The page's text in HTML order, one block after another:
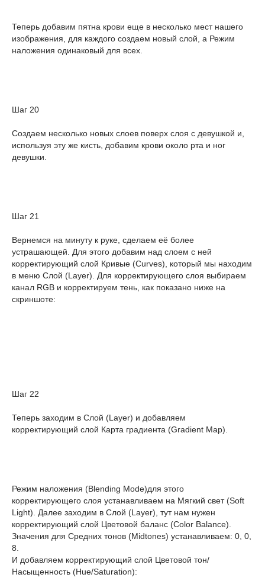
Теперь добавим пятна крови еще в несколько мест нашего
изображения, для каждого создаем новый слой, а Режим
наложения одинаковый для всех.
Шаг 20
Создаем несколько новых слоев поверх слоя с девушкой и,
используя эту же кисть, добавим крови около рта и ног
девушки.
Шаг 21
Вернемся на минуту к руке, сделаем её более
устрашающей. Для этого добавим над слоем с ней
корректирующий слой Кривые (Curves), который мы находим
в меню Слой (Layer). Для корректирующего слоя выбираем
канал RGB и корректируем тень, как показано ниже на
скриншоте:
Шаг 22
Теперь заходим в Слой (Layer) и добавляем
корректирующий слой Карта градиента (Gradient Map).
Режим наложения (Blending Mode)для этого
корректирующего слоя устанавливаем на Мягкий свет (Soft
Light). Далее заходим в Слой (Layer), тут нам нужен
корректирующий слой Цветовой баланс (Color Balance).
Значения для Средних тонов (Midtones) устанавливаем: 0, 0,
8.
И добавляем корректирующий слой Цветовой тон/
Насыщенность (Hue/Saturation):